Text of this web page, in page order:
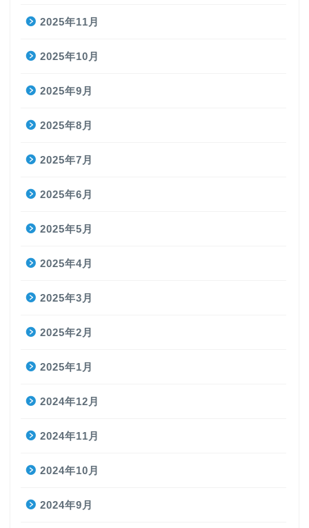
2025年11月
2025年10月
2025年9月
2025年8月
2025年7月
2025年6月
2025年5月
2025年4月
2025年3月
2025年2月
2025年1月
2024年12月
2024年11月
2024年10月
2024年9月